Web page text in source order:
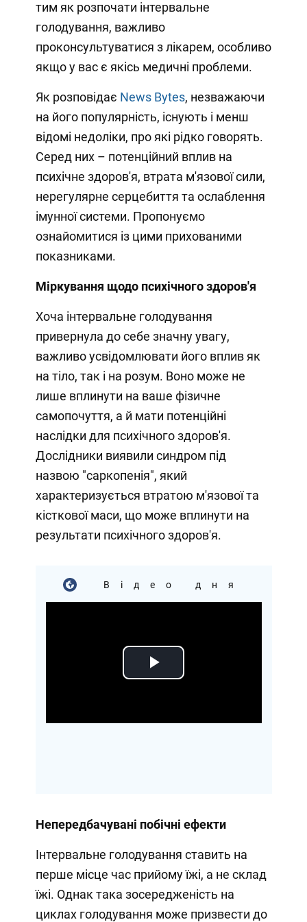
тим як розпочати інтервальне
голодування, важливо
проконсультуватися з лікарем, особливо
якщо у вас є якісь медичні проблеми.
Як розповідає News Bytes, незважаючи
на його популярність, існують і менш
відомі недоліки, про які рідко говорять.
Серед них – потенційний вплив на
психічне здоров'я, втрата м'язової сили,
нерегулярне серцебиття та ослаблення
імунної системи. Пропонуємо
ознайомитися із цими прихованими
показниками.
Міркування щодо психічного здоров'я
Хоча інтервальне голодування
привернула до себе значну увагу,
важливо усвідомлювати його вплив як
на тіло, так і на розум. Воно може не
лише вплинути на ваше фізичне
самопочуття, а й мати потенційні
наслідки для психічного здоров'я.
Дослідники виявили синдром під
назвою "саркопенія", який
характеризується втратою м'язової та
кісткової маси, що може вплинути на
результати психічного здоров'я.
Відео дня
Play
Непередбачувані побічні ефекти
Інтервальне голодування ставить на
перше місце час прийому їжі, а не склад
їжі. Однак така зосередженість на
циклах голодування може призвести до